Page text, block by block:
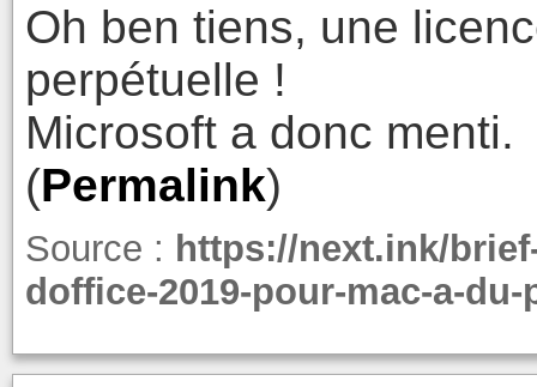
Oh ben tiens, une
perpétuelle !
Microsoft a donc menti.
(Permalink)
Source : https://next.ink/
doffice-2019-pour-mac-a-